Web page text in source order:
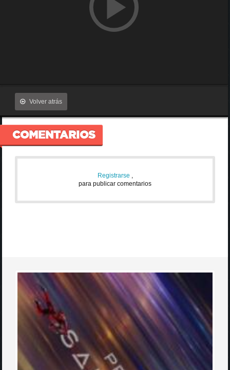
Volver atrás
COMENTARIOS
Registrarse ,
para publicar comentarios